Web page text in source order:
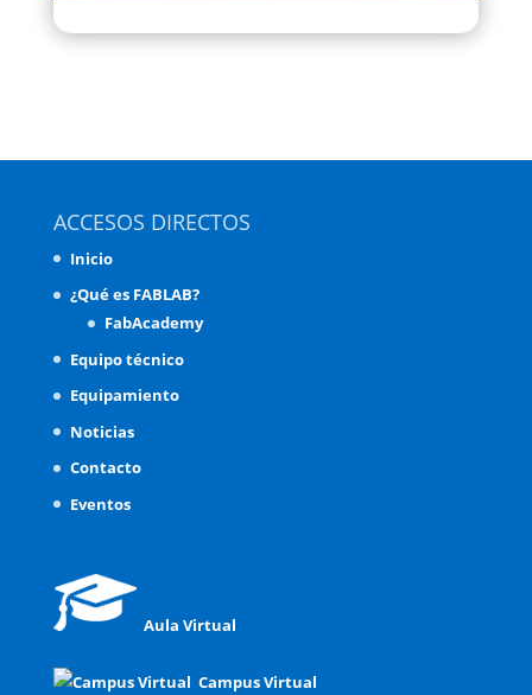
ACCESOS DIRECTOS
Inicio
¿Qué es FABLAB?
FabAcademy
Equipo técnico
Equipamiento
Noticias
Contacto
Eventos
Aula Virtual
Campus Virtual